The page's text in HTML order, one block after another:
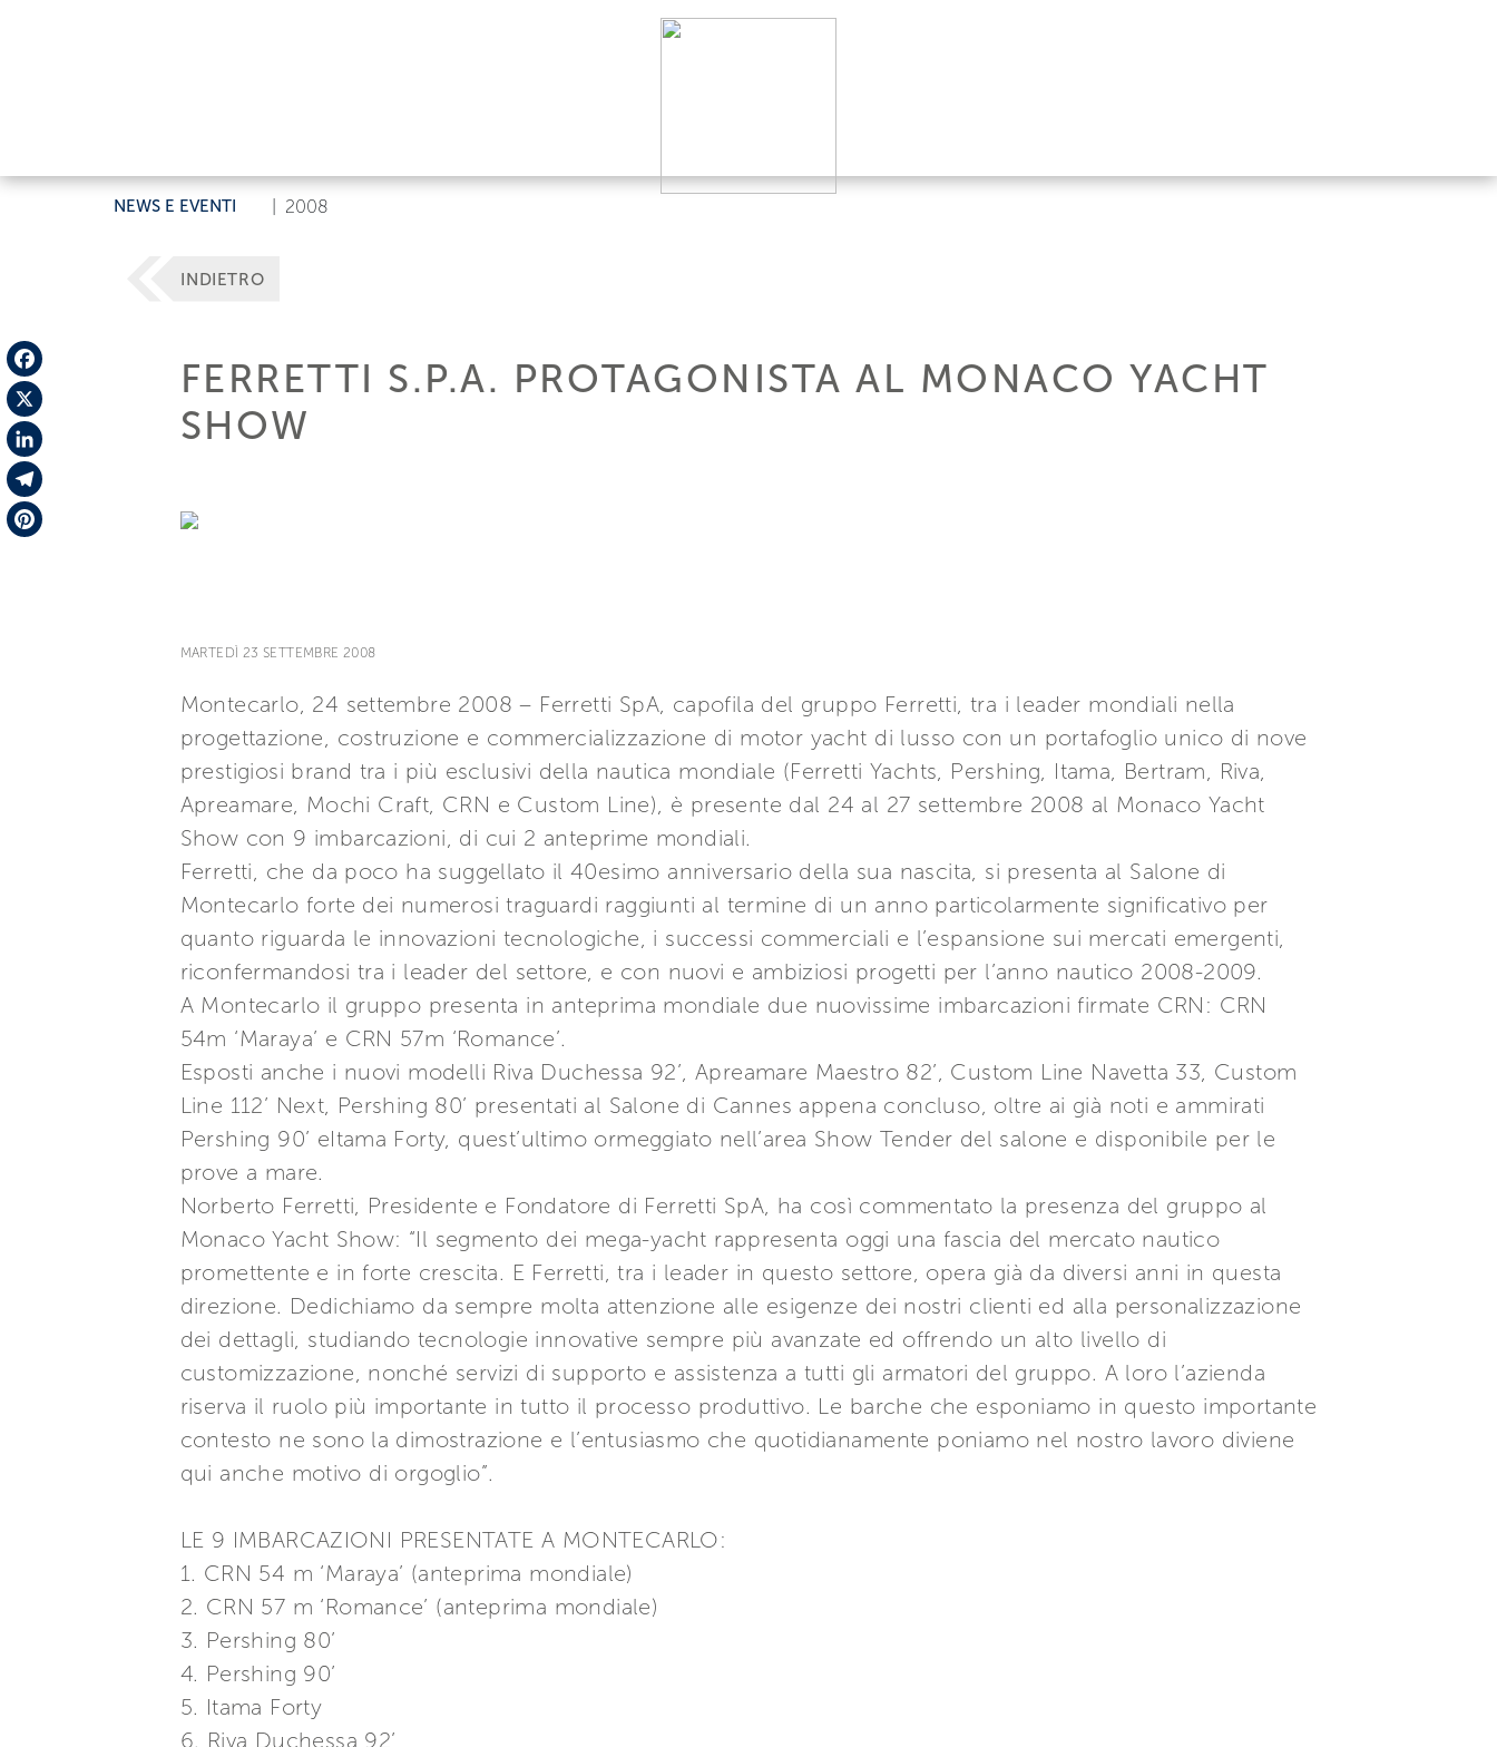
NEWS E EVENTI 2008
Facebook
X
LinkedIn
Telegram
INDIETRO
FERRETTI S.P.A. PROTAGONISTA AL MONACO YACHT
SHOW
MARTEDÌ 23 SETTEMBRE 2008
Montecarlo, 24 settembre 2008 – Ferretti SpA, capofila del gruppo Ferretti, tra i leader mondiali nella
progettazione, costruzione e commercializzazione di motor yacht di lusso con un portafoglio unico di nove
prestigiosi brand tra i più esclusivi della nautica mondiale (Ferretti Yachts, Pershing, Itama, Bertram, Riva,
Apreamare, Mochi Craft, CRN e Custom Line), è presente dal 24 al 27 settembre 2008 al Monaco Yacht
Show con 9 imbarcazioni, di cui 2 anteprime mondiali.
Ferretti, che da poco ha suggellato il 40esimo anniversario della sua nascita, si presenta al Salone di
Montecarlo forte dei numerosi traguardi raggiunti al termine di un anno particolarmente significativo per
quanto riguarda le innovazioni tecnologiche, i successi commerciali e l’espansione sui mercati emergenti,
riconfermandosi tra i leader del settore, e con nuovi e ambiziosi progetti per l’anno nautico 2008-2009.
A Montecarlo il gruppo presenta in anteprima mondiale due nuovissime imbarcazioni firmate CRN: CRN
54m ‘Maraya’ e CRN 57m ‘Romance’.
Esposti anche i nuovi modelli Riva Duchessa 92’, Apreamare Maestro 82’, Custom Line Navetta 33, Custom
Line 112’ Next, Pershing 80’ presentati al Salone di Cannes appena concluso, oltre ai già noti e ammirati
Pershing 90’ eItama Forty, quest’ultimo ormeggiato nell’area Show Tender del salone e disponibile per le
prove a mare.
Norberto Ferretti, Presidente e Fondatore di Ferretti SpA, ha così commentato la presenza del gruppo al
Monaco Yacht Show: “Il segmento dei mega-yacht rappresenta oggi una fascia del mercato nautico
promettente e in forte crescita. E Ferretti, tra i leader in questo settore, opera già da diversi anni in questa
direzione. Dedichiamo da sempre molta attenzione alle esigenze dei nostri clienti ed alla personalizzazione
dei dettagli, studiando tecnologie innovative sempre più avanzate ed offrendo un alto livello di
customizzazione, nonché servizi di supporto e assistenza a tutti gli armatori del gruppo. A loro l’azienda
riserva il ruolo più importante in tutto il processo produttivo. Le barche che esponiamo in questo importante
contesto ne sono la dimostrazione e l’entusiasmo che quotidianamente poniamo nel nostro lavoro diviene
qui anche motivo di orgoglio”.
LE 9 IMBARCAZIONI PRESENTATE A MONTECARLO:
1. CRN 54 m ‘Maraya’ (anteprima mondiale)
2. CRN 57 m ‘Romance’ (anteprima mondiale)
3. Pershing 80’
4. Pershing 90’
5. Itama Forty
6. Riva Duchessa 92’